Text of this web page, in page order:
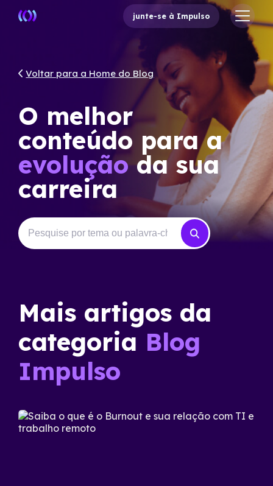
junte-se à Impulso
Voltar para a Home do Blog
O melhor
conteúdo para a
evolução da sua
carreira
Mais artigos da
categoria Blog
Impulso